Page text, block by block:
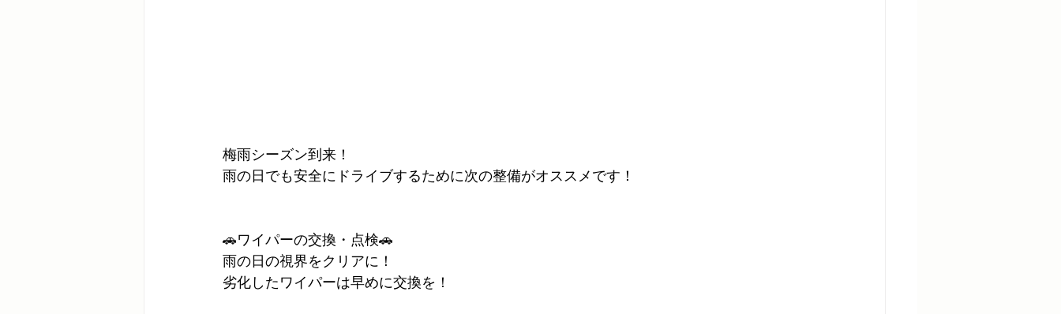
梅雨シーズン到来！
雨の日でも安全にドライブするために次の整備がオススメです！
🚗ワイパーの交換・点検🚗
雨の日の視界をクリアに！
劣化したワイパーは早めに交換を！